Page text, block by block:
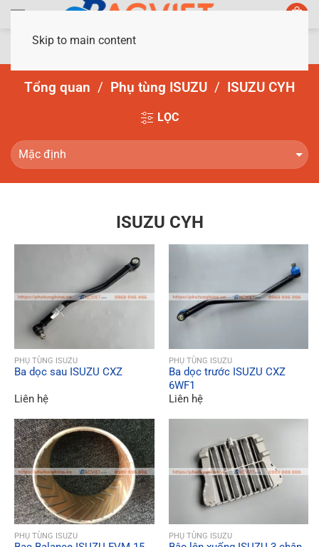
Skip to main content
Tổng quan Phụ tùng ISUZU ISUZU CYH
LỌC
ISUZU CYH
QUICK VIEW
PHỤ TÙNG ISUZU
Ba dọc sau ISUZU CXZ
Liên hệ
QUICK VIEW
PHỤ TÙNG ISUZU
Ba dọc trước ISUZU CXZ
6WF1
Liên hệ
QUICK VIEW
PHỤ TÙNG ISUZU QUICK VIEW
PHỤ TÙNG ISUZU